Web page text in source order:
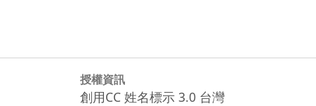
授權資訊
創用CC 姓名標示 3.0 台灣